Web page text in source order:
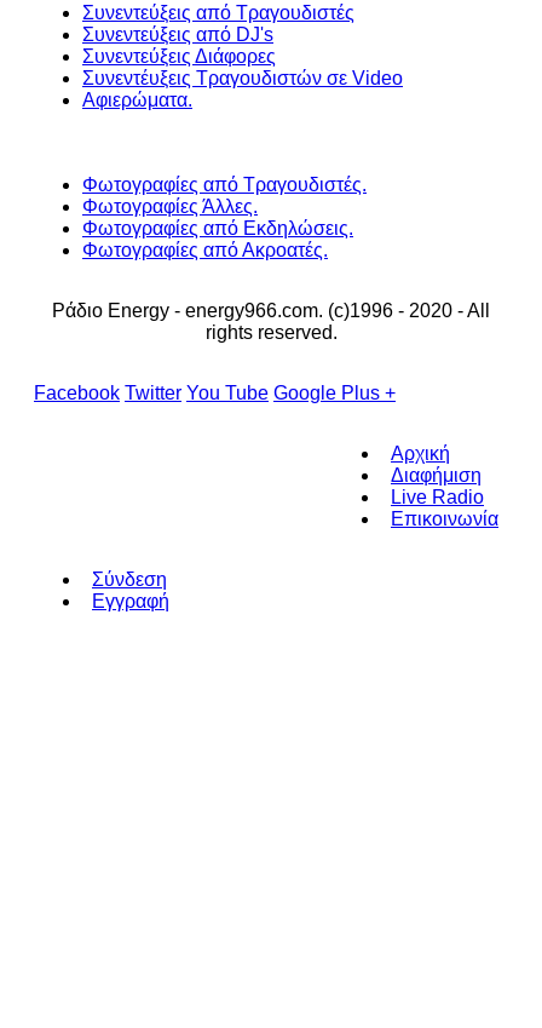
Συνεντεύξεις από Τραγουδιστές
Συνεντεύξεις από DJ's
Συνεντεύξεις Διάφορες
Συνεντέυξεις Τραγουδιστών σε Video
Αφιερώματα.
Φωτογραφίες από Τραγουδιστές.
Φωτογραφίες Άλλες.
Φωτογραφίες από Εκδηλώσεις.
Φωτογραφίες από Ακροατές.
Ράδιο Energy - energy966.com. (c)1996 - 2020 - All
rights reserved.
Facebook Twitter You Tube Google Plus +
Αρχική
Διαφήμιση
Live Radio
Επικοινωνία
Σύνδεση
Εγγραφή